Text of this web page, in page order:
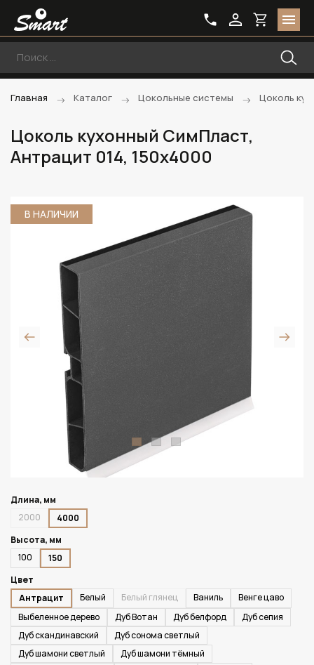
Главная Каталог Цокольные системы Цоколь
Цоколь кухонный СимПласт,
Антрацит 014, 150х4000
В НАЛИЧИИ
Длина, мм
2000
4000
Высота, мм
100
150
Цвет
Антрацит
Белый Белый глянец Ваниль
Венге цаво
Выбеленное дерево
Дуб Вотан Дуб белфорд
Дуб сепия
Дуб скандинавский
Дуб сонома светлый
Дуб шамони светлый
Дуб шамони тёмный